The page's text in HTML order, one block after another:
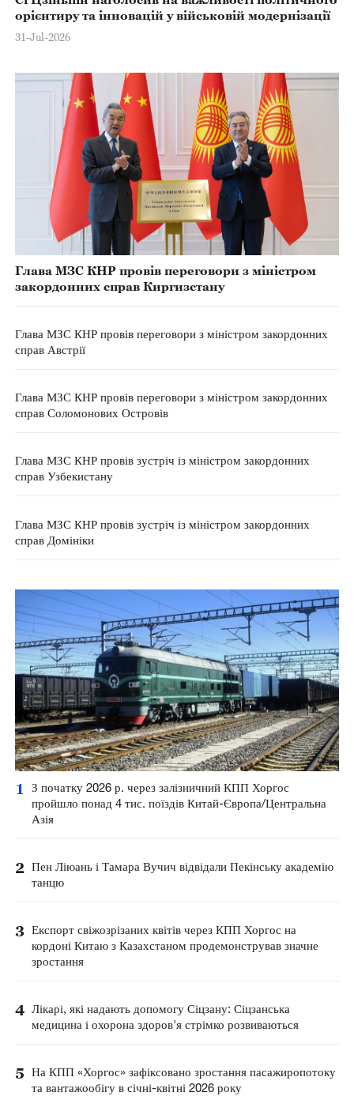
орієнтиру та інновацій у військовій модернізації
31-Jul-2026
Глава МЗС КНР провів переговори з міністром
закордонних справ Киргизстану
Глава МЗС КНР провів переговори з міністром закордонних
справ Австрії
Глава МЗС КНР провів переговори з міністром закордонних
справ Соломонових Островів
Глава МЗС КНР провів зустріч із міністром закордонних
справ Узбекистану
Глава МЗС КНР провів зустріч із міністром закордонних
справ Домініки
1
З початку 2026 р. через залізничний КПП Хоргос
пройшло понад 4 тис. поїздів Китай-Європа/Центральна
Азія
2 Пен Ліюань і Тамара Вучич відвідали Пекінську академію
танцю
3 Експорт свіжозрізаних квітів через КПП Хоргос на
кордоні Китаю з Казахстаном продемонстрував значне
зростання
4 Лікарі, які надають допомогу Сіцзану: Сіцзанська
медицина і охорона здоров'я стрімко розвиваються
5 На КПП «Хоргос» зафіксовано зростання пасажиропотоку
та вантажообігу в січні-квітні 2026 року